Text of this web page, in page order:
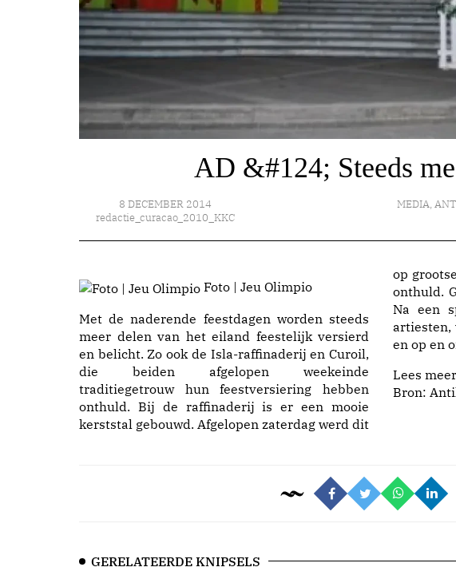
AD &#124; Steeds
8 DECEMBER 2014
redactie_curacao_2010_KKC
MEDIA,
Foto | Jeu Olimpio
Met de naderende feestdagen worden steeds
meer delen van het eiland feestelijk versierd
en belicht. Zo ook de Isla-raffinaderij en Curoil,
die beiden afgelopen weekeinde
traditiegetrouw hun feestversiering hebben
onthuld. Bij de raffinaderij is er een mooie
kerststal gebouwd. Afgelopen zaterdag werd dit
op
onthuld.
Na een
artiesten,
en op en
Lees
Bron:
GERELATEERDE KNIPSELS